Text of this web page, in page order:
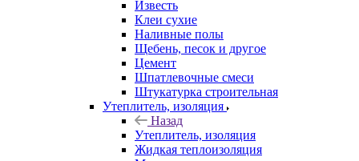
Известь
Клеи сухие
Наливные полы
Щебень, песок и другое
Цемент
Шпатлевочные смеси
Штукатурка строительная
Утеплитель, изоляция
Назад
Утеплитель, изоляция
Жидкая теплоизоляция